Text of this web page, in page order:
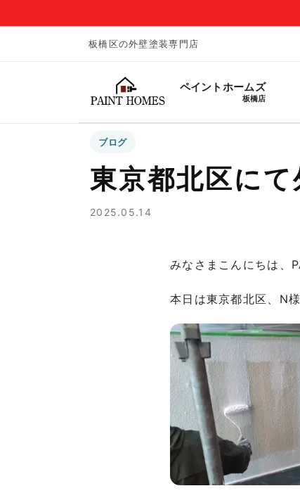
板橋区の外壁塗装専門店
ペイントホームズ
板橋店
ブログ
東京都北区に
2025.05.14
みなさまこんにちは、
本日は東京都北区、N